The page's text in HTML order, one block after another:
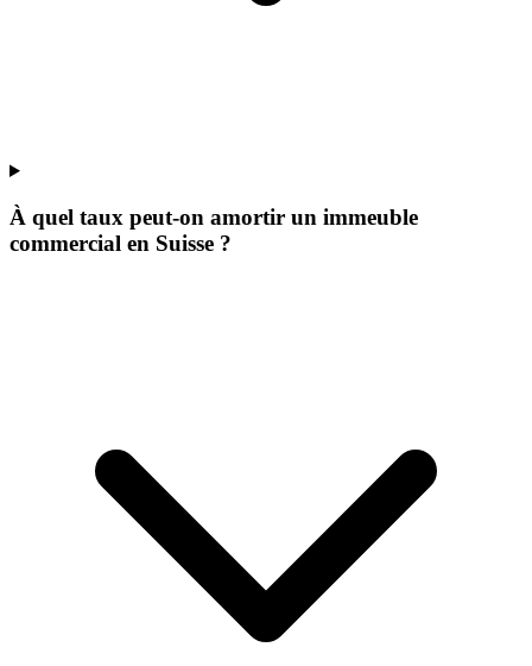
À quel taux peut-on amortir un immeuble
commercial en Suisse ?